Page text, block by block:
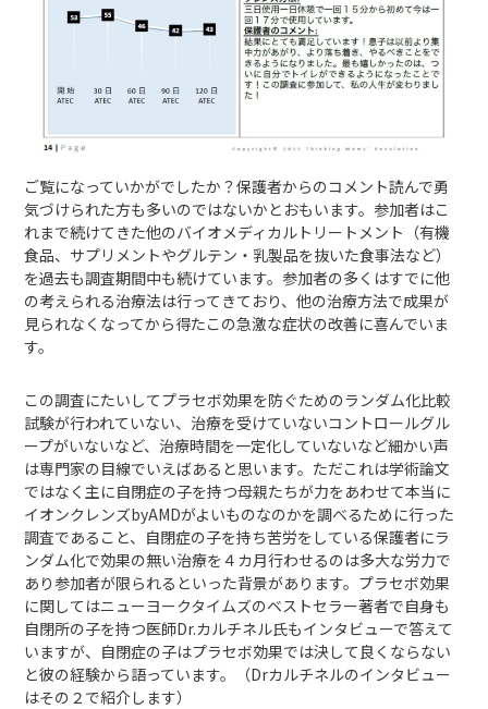
ご覧になっていかがでしたか？保護者からのコメント読んで勇
気づけられた方も多いのではないかとおもいます。参加者はこ
れまで続けてきた他のバイオメディカルトリートメント（有機
食品、サプリメントやグルテン・乳製品を抜いた食事法など）
を過去も調査期間中も続けています。参加者の多くはすでに他
の考えられる治療法は行ってきており、他の治療方法で成果が
見られなくなってから得たこの急激な症状の改善に喜んでいま
す。
この調査にたいしてプラセボ効果を防ぐためのランダム化比較
試験が行われていない、治療を受けていないコントロールグル
ープがいないなど、治療時間を一定化していないなど細かい声
は専門家の目線でいえばあると思います。ただこれは学術論文
ではなく主に自閉症の子を持つ母親たちが力をあわせて本当に
イオンクレンズbyAMDがよいものなのかを調べるために行った
調査であること、自閉症の子を持ち苦労をしている保護者にラ
ンダム化で効果の無い治療を４カ月行わせるのは多大な労力で
あり参加者が限られるといった背景があります。プラセボ効果
に関してはニューヨークタイムズのベストセラー著者で自身も
自閉所の子を持つ医師Dr.カルチネル氏もインタビューで答えて
いますが、自閉症の子はプラセボ効果では決して良くならない
と彼の経験から語っています。（Drカルチネルのインタビュー
はその２で紹介します）